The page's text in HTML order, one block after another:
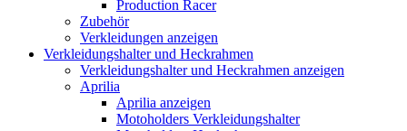
Production Racer
Zubehör
Verkleidungen anzeigen
Verkleidungshalter und Heckrahmen
Verkleidungshalter und Heckrahmen anzeigen
Aprilia
Aprilia anzeigen
Motoholders Verkleidungshalter